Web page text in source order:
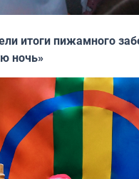
итоги пижамного
ночь»